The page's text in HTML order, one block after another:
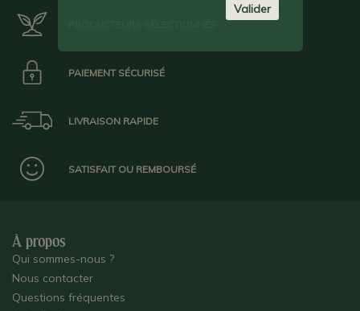
PAIEMENT SÉCURISÉ
LIVRAISON RAPIDE
SATISFAIT OU REMBOURSÉ
À propos
Qui sommes-nous ?
Nous contacter
Questions fréquentes
Valider